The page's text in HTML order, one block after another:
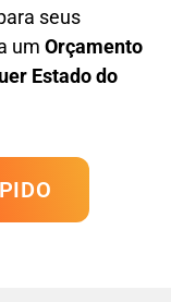
seus
um Orçamento
Estado do